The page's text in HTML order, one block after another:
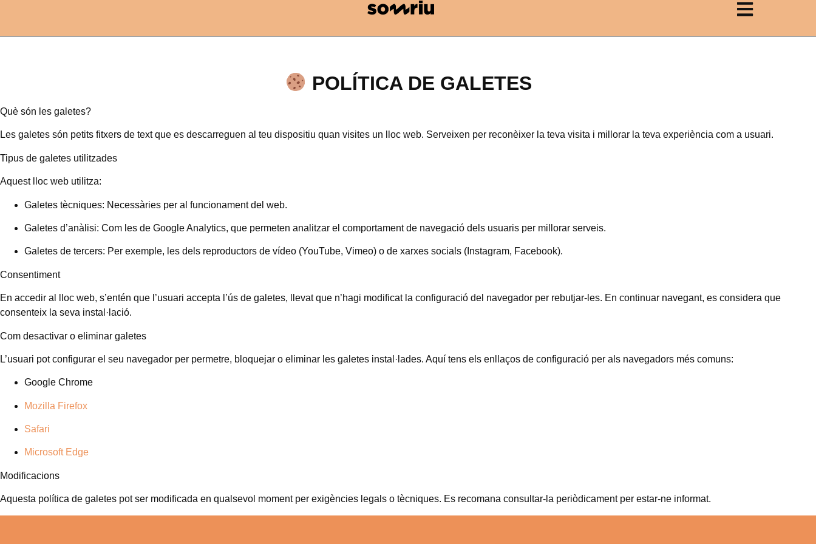
POLÍTICA DE GALETES
Què són les galetes?
Les galetes són petits fitxers de text que es descarreguen al teu dispositiu quan visites un lloc web. Serveixen per reconèixer la teva visita i millorar la teva experiència com a usuari.
Tipus de galetes utilitzades
Aquest lloc web utilitza:
Galetes tècniques: Necessàries per al funcionament del web.
Galetes d’anàlisi: Com les de Google Analytics, que permeten analitzar el comportament de navegació dels usuaris per millorar serveis.
Galetes de tercers: Per exemple, les dels reproductors de vídeo (YouTube, Vimeo) o de xarxes socials (Instagram, Facebook).
Consentiment
En accedir al lloc web, s’entén que l’usuari accepta l’ús de galetes, llevat que n’hagi modificat la configuració del navegador per rebutjar-les. En continuar navegant, es considera que
consenteix la seva instal·lació.
Com desactivar o eliminar galetes
L’usuari pot configurar el seu navegador per permetre, bloquejar o eliminar les galetes instal·lades. Aquí tens els enllaços de configuració per als navegadors més comuns:
Google Chrome
Mozilla Firefox
Safari
Microsoft Edge
Modificacions
Aquesta política de galetes pot ser modificada en qualsevol moment per exigències legals o tècniques. Es recomana consultar-la periòdicament per estar-ne informat.